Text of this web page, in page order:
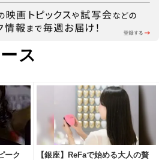
ス
ーク
【銀座】ReFaで始める大人の贅